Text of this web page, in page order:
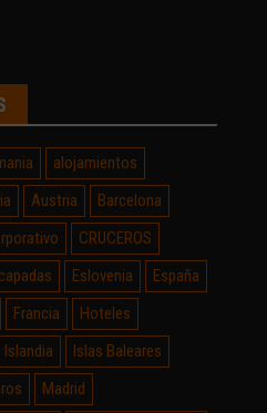
alojamientos
Austria
Barcelona
CRUCEROS
Eslovenia
España
Francia
Hoteles
Islandia
Islas Baleares
Madrid